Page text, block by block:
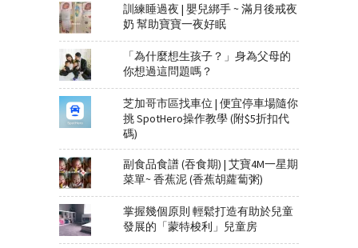
訓練睡過夜 | 嬰兒綁手 ~ 滿月後戒夜
奶 幫助寶寶一夜好眠
「為什麼想生孩子？」身為父母的
你想過這問題嗎？
芝加哥市區找車位 | 便宜停車場隨你
挑 SpotHero操作教學 (附$5折扣代
碼)
副食品食譜 (吞食期) | 艾寶4M一星期
菜單~ 香蕉泥 (香蕉胡蘿蔔粥)
掌握幾個原則 輕鬆打造有助於兒童
發展的「蒙特梭利」兒童房